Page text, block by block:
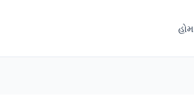
હોમ